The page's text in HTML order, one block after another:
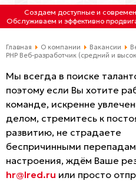
(4212)
Отдельный
Все
Создаем доступные и
Обслуживаем и эффективно
Главная О компании Вакансии
PHP Веб-разработчик (средний и
Мы всегда в поиске
поэтому если Вы хотите
команде, искренне
делом, стремитесь к
развитию, не страдаете
беспричинными
настроения, ждём Ваше
hr@lred.ru или просто